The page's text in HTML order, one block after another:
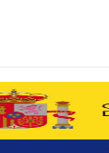
a Lanzadera
escribí el